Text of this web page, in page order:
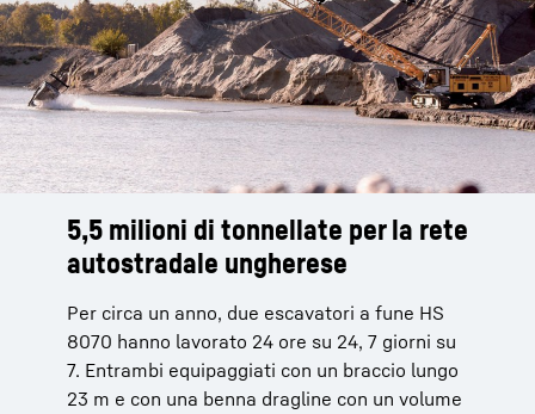
5,5 milioni di tonnellate per la rete
autostradale ungherese
Per circa un anno, due escavatori a fune HS
8070 hanno lavorato 24 ore su 24, 7 giorni su
7. Entrambi equipaggiati con un braccio lungo
23 m e con una benna dragline con un volume
24 ore su 24, 7 giorni su 7
L’intero design della macchina è pensato fin
nei minimi dettagli. Raggiungiamo obiettivi
eccellenti a fronte di un consumo di
carburante esiguo. Per questo, l’escavatore
HS 8130 è la macchina perfetta per
HS 8130 con benna dragline
L’escavatore HS 8130 presenta un braccio
lungo 23 m ed è equipaggiato con una benna
trascinata Hendrix 7 ½ HS con una capacità di
5,7 m³. A una profondità di scavo di 8-10 m,
questo escavatore a fune dragline è capace di